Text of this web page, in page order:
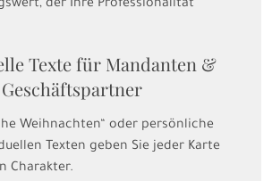
der Ihre Professionalität
Texte für Mandanten &
Geschäftspartner
Weihnachten“ oder persönliche
Texten geben Sie jeder Karte
Charakter.